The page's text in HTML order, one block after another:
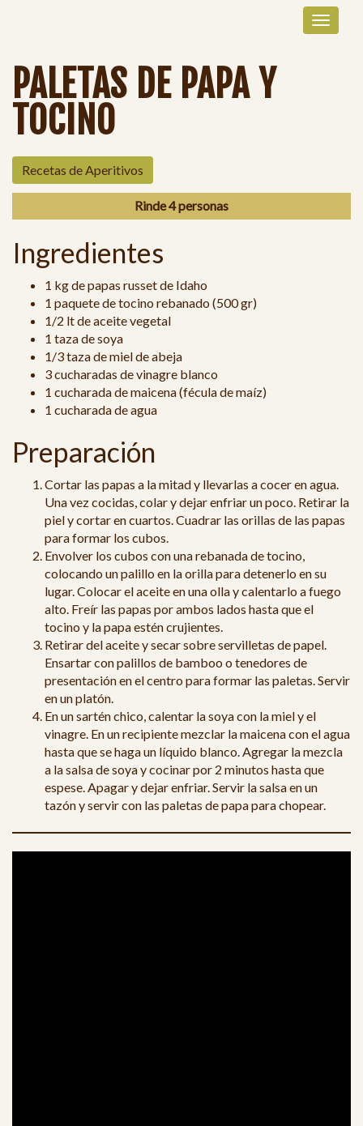
PALETAS DE PAPA Y
TOCINO
Recetas de Aperitivos
Rinde 4 personas
Ingredientes
1 kg de papas russet de Idaho
1 paquete de tocino rebanado (500 gr)
1/2 lt de aceite vegetal
1 taza de soya
1/3 taza de miel de abeja
3 cucharadas de vinagre blanco
1 cucharada de maicena (fécula de maíz)
1 cucharada de agua
Preparación
Cortar las papas a la mitad y llevarlas a cocer en agua.
Una vez cocidas, colar y dejar enfriar un poco. Retirar la
piel y cortar en cuartos. Cuadrar las orillas de las papas
para formar los cubos.
Envolver los cubos con una rebanada de tocino,
colocando un palillo en la orilla para detenerlo en su
lugar. Colocar el aceite en una olla y calentarlo a fuego
alto. Freír las papas por ambos lados hasta que el
tocino y la papa estén crujientes.
Retirar del aceite y secar sobre servilletas de papel.
Ensartar con palillos de bamboo o tenedores de
presentación en el centro para formar las paletas. Servir
en un platón.
En un sartén chico, calentar la soya con la miel y el
vinagre. En un recipiente mezclar la maicena con el agua
hasta que se haga un líquido blanco. Agregar la mezcla
a la salsa de soya y cocinar por 2 minutos hasta que
espese. Apagar y dejar enfriar. Servir la salsa en un
tazón y servir con las paletas de papa para chopear.